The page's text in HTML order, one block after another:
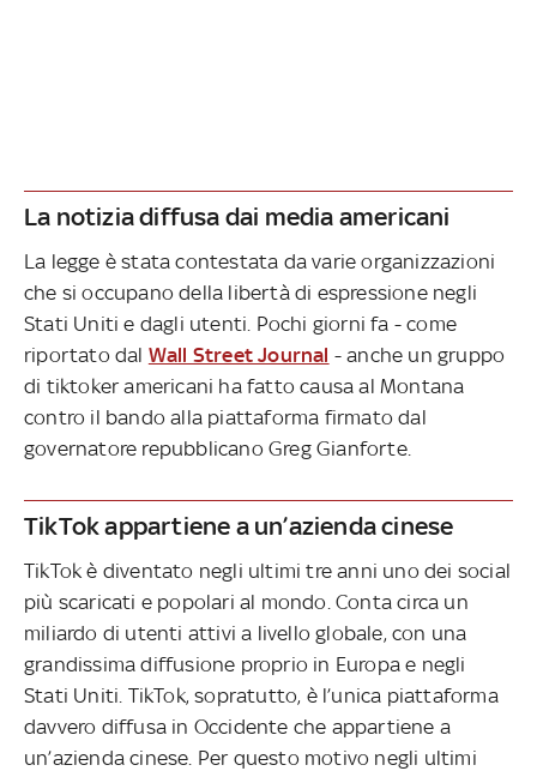
La notizia diffusa dai media americani
La legge è stata contestata da varie organizzazioni
che si occupano della libertà di espressione negli
Stati Uniti e dagli utenti. Pochi giorni fa - come
riportato dal Wall Street Journal - anche un gruppo
di tiktoker americani ha fatto causa al Montana
contro il bando alla piattaforma firmato dal
governatore repubblicano Greg Gianforte.
TikTok appartiene a un’azienda cinese
TikTok è diventato negli ultimi tre anni uno dei social
più scaricati e popolari al mondo. Conta circa un
miliardo di utenti attivi a livello globale, con una
grandissima diffusione proprio in Europa e negli
Stati Uniti. TikTok, sopratutto, è l’unica piattaforma
davvero diffusa in Occidente che appartiene a
un’azienda cinese. Per questo motivo negli ultimi